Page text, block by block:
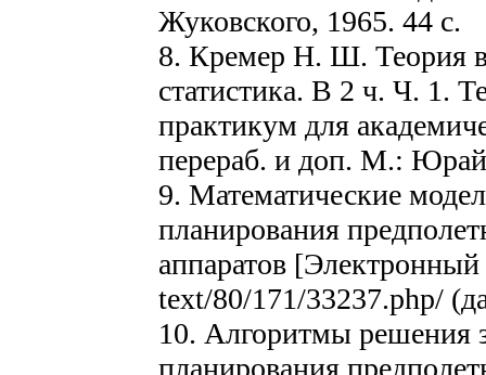
Жуковского, 1965. 44 с.
8. Кремер Н. Ш. Теория
статистика. В 2 ч. Ч. 1.
практикум для
перераб. и доп. М.:
9. Математические
планирования
аппаратов
text/80/171/33237.php/
10. Алгоритмы решения